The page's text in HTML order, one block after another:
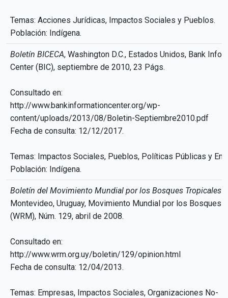
Temas: Acciones Jurídicas, Impactos Sociales y Pueblos.
Población: Indígena.
Boletín BICECA, Washington D.C., Estados Unidos, Bank
Center (BIC), septiembre de 2010, 23 Págs.
Consultado en:
http://www.bankinformationcenter.org/wp-
content/uploads/2013/08/Boletin-Septiembre2010.pdf
Fecha de consulta: 12/12/2017.
Temas: Impactos Sociales, Pueblos, Políticas Públicas y
Población: Indígena.
Boletín del Movimiento Mundial por los Bosques Tropicales
Montevideo, Uruguay, Movimiento Mundial por los Bosques
(WRM), Núm. 129, abril de 2008.
Consultado en:
http://www.wrm.org.uy/boletin/129/opinion.html
Fecha de consulta: 12/04/2013.
Temas: Empresas, Impactos Sociales, Organizaciones No-